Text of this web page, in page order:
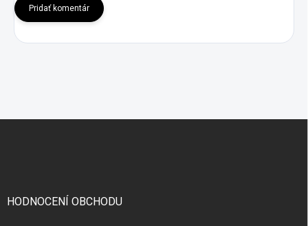
Pridať komentár
HODNOCENÍ OBCHODU